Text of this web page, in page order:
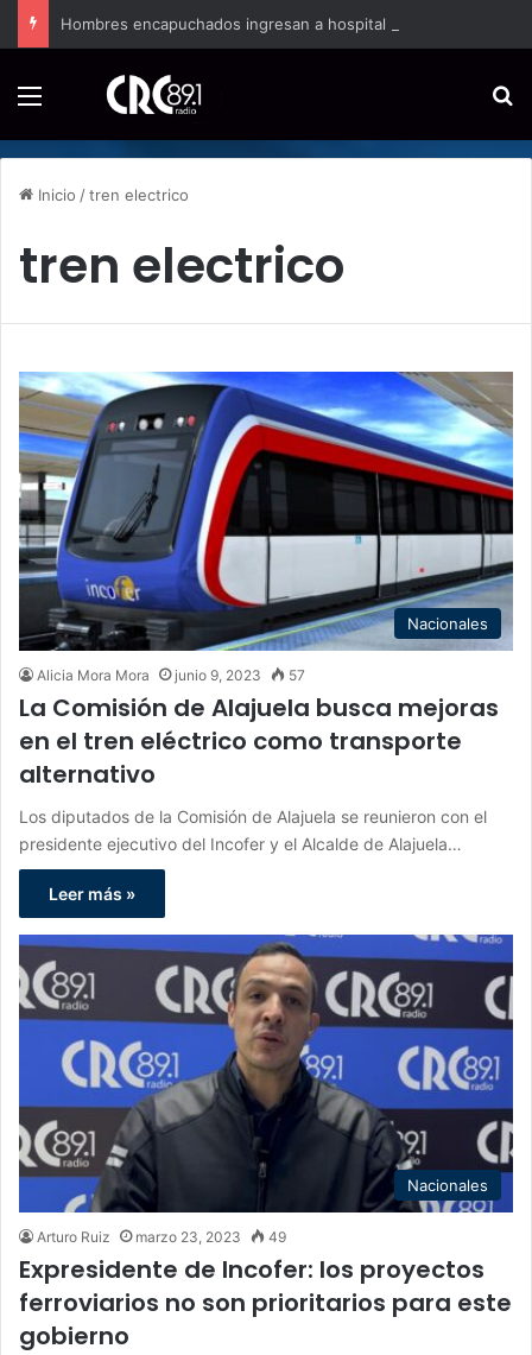
Inicio /tren electrico
tren electrico
Nacionales
Alicia Mora Mora junio 9, 2023 57
La Comisión de Alajuela busca mejoras
en el tren eléctrico como transporte
alternativo
Los diputados de la Comisión de Alajuela se reunieron con el
presidente ejecutivo del Incofer y el Alcalde de Alajuela…
Leer más »
Nacionales
Arturo Ruiz marzo 23, 2023 49
Expresidente de Incofer: los proyectos
ferroviarios no son prioritarios para este
gobierno